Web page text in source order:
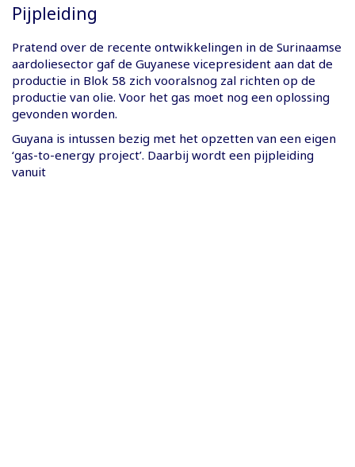
Pijpleiding
Pratend over de recente ontwikkelingen in de Surinaamse
aardoliesector gaf de Guyanese vicepresident aan dat de
productie in Blok 58 zich vooralsnog zal richten op de
productie van olie. Voor het gas moet nog een oplossing
gevonden worden.
Guyana is intussen bezig met het opzetten van een eigen
‘gas-to-energy project’. Daarbij wordt een pijpleiding
vanuit